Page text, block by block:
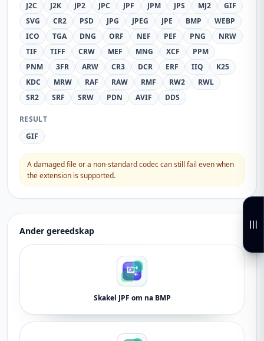
J2C
J2K JP2 JPC JPF JPM JPS MJ2
GIF
SVG
CR2 PSD JPG JPEG JPE BMP
WEBP
ICO
TGA DNG ORF NEF PEF PNG
NRW
TIF
TIFF CRW MEF MNG XCF
PPM
PNM
3FR ARW CR3 DCR ERF IIQ
K25
KDC
MRW RAF RAW RMF RW2
RWL
SR2
SRF SRW PDN AVIF DDS
RESULT
GIF
A damaged file or a non-standard codec can still fail even when
the extension is supported.
Ander gereedskap
Skakel JPF om na BMP